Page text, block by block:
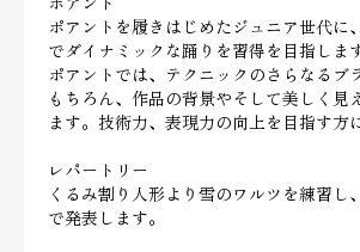
ポアントを履きはじめたジュニア世代に
でダイナミックな踊りを習得を目指します
ポアントでは、テクニックのさらなるブ
もちろん、作品の背景やそして美しく見
ます。技術力、表現力の向上を目指す方
レパートリー
くるみ割り人形より雪のワルツを練習し
で発表します。